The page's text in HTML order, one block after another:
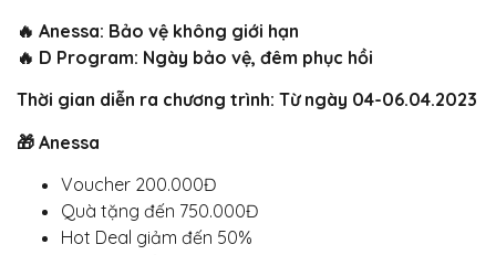
🔥 Anessa: Bảo vệ không giới hạn
🔥 D Program: Ngày bảo vệ, đêm phục hồi
Thời gian diễn ra chương trình: Từ ngày 04-06.04.2023
🎁 Anessa
Voucher 200.000Đ
Quà tặng đến 750.000Đ
Hot Deal giảm đến 50%